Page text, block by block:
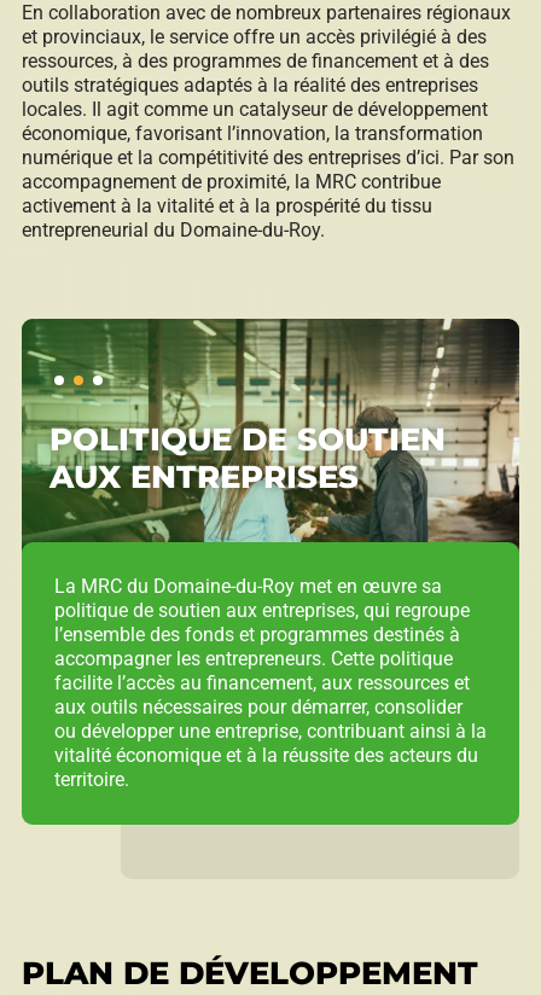
En collaboration avec de nombreux partenaires régionaux
et provinciaux, le service offre un accès privilégié à des
ressources, à des programmes de financement et à des
outils stratégiques adaptés à la réalité des entreprises
locales. Il agit comme un catalyseur de développement
économique, favorisant l’innovation, la transformation
numérique et la compétitivité des entreprises d’ici. Par son
accompagnement de proximité, la MRC contribue
activement à la vitalité et à la prospérité du tissu
entrepreneurial du Domaine-du-Roy.
POLITIQUE DE SOUTIEN
AUX ENTREPRISES
La MRC du Domaine-du-Roy met en œuvre sa
politique de soutien aux entreprises, qui regroupe
l’ensemble des fonds et programmes destinés à
accompagner les entrepreneurs. Cette politique
facilite l’accès au financement, aux ressources et
aux outils nécessaires pour démarrer, consolider
ou développer une entreprise, contribuant ainsi à la
vitalité économique et à la réussite des acteurs du
territoire.
PLAN DE DÉVELOPPEMENT